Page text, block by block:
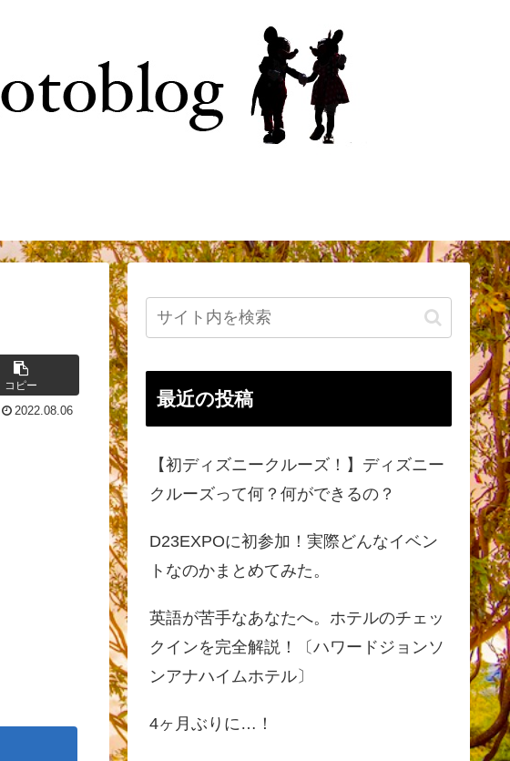
コピー
2022.08.06
最近の投稿
【初ディズニークルーズ！】ディズニー
クルーズって何？何ができるの？
D23EXPOに初参加！実際どんなイベン
トなのかまとめてみた。
英語が苦手なあなたへ。ホテルのチェッ
クインを完全解説！〔ハワードジョンソ
ンアナハイムホテル〕
4ヶ月ぶりに…！